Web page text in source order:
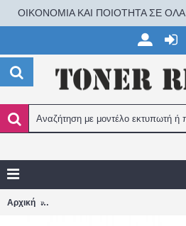
ΟΙΚΟΝΟΜΙΑ ΚΑΙ ΠΟΙΟΤΗΤΑ ΣΕ ΟΛΑ
Αρχική